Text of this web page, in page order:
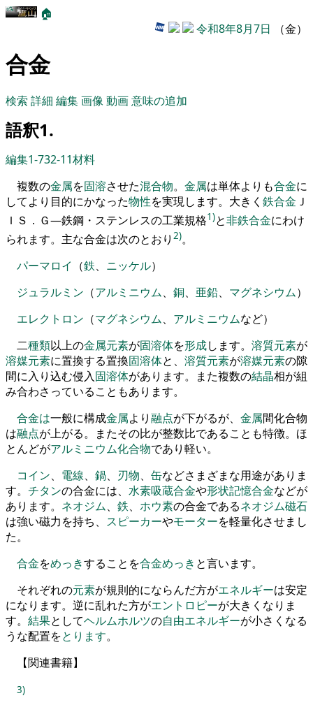
🏠
令和8年8月7日 （金）
合金
検索 詳細 編集画像動画意味の追加
語釈1.
編集1-732-11材料
複数の金属を固溶させた混合物。 金属は単体よりも合金に
してより目的にかなった物性を実現します。 大きく 鉄合金 Ｊ
ＩＳ．Ｇ―鉄鋼・ステンレスの工業規格1)と非鉄合金にわけ
られます。 主な合金は次のとおり 2)。
パーマロイ （鉄、 ニッケル）
ジュラルミン （アルミニウム、 銅、 亜鉛、 マグネシウム）
エレクトロン （マグネシウム、 アルミニウムなど）
二種類以上の金属元素が固溶体を形成します。 溶質元素が
溶媒元素に置換する置換固溶体と 、 溶質元素が溶媒元素の隙
間に入り込む侵入固溶体があります。 また複数の結晶相が組
み合わさっていることもあります。
合金は一般に構成金属より融点が下がるが、 金属間化合物
は融点が上がる。 またその比が整数比であることも特徴。 ほ
とんどがアルミニウム化合物であり軽い。
コイン、 電線、 鍋、 刃物、 缶などさまざまな用途がありま
す。 チタンの合金には、 水素吸蔵合金や形状記憶合金などが
あります。 ネオジム、 鉄、 ホウ素の合金であるネオジム磁石
は強い磁力を持ち、 スピーカーやモーターを軽量化させまし
た。
合金をめっきすること を合金めっき と言います。
それぞれの元素が規則的にならんだ方がエネルギーは安定
になります。 逆に乱れた方がエントロピーが大きくなりま
す。 結果としてヘルムホルツの自由エネルギーが小さくなる
うな配置をとり ます。
【関連書籍】
3)